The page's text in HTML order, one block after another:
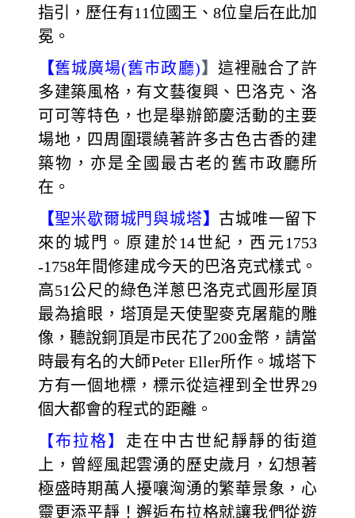
指引，歷任有11位國王、8位皇后在此加
冕。
【舊城廣場(舊市政廳)】 這裡融合了許
多建築風格，有文藝復興、巴洛克、洛
可可等特色，也是舉辦節慶活動的主要
場地，四周圍環繞著許多古色古香的建
築物，亦是全國最古老的舊市政廳所
在。
【聖米歇爾城門與城塔】 古城唯一留下
來的城門。原建於14世紀，西元1753
-1758年間修建成今天的巴洛克式樣式。
高51公尺的綠色洋蔥巴洛克式圓形屋頂
最為搶眼，塔頂是天使聖麥克屠龍的雕
像，聽說銅頂是市民花了200金幣，請當
時最有名的大師Peter Eller所作。城塔下
方有一個地標，標示從這裡到全世界29
個大都會的程式的距離。
【布拉格】 走在中古世紀靜靜的街道
上，曾經風起雲湧的歷史歲月，幻想著
極盛時期萬人擾嚷洶湧的繁華景象，心
靈更添平靜！邂逅布拉格就讓我們從遊